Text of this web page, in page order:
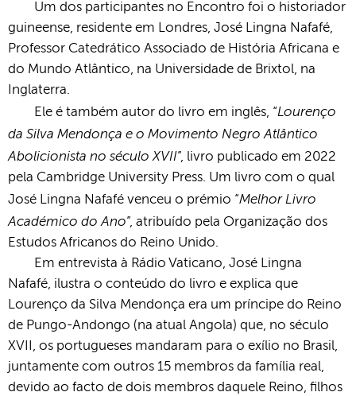
Um dos participantes no Encontro foi o historiador
guineense, residente em Londres, José Lingna Nafafé,
Professor Catedrático Associado de História Africana e
do Mundo Atlântico, na Universidade de Brixtol, na
Inglaterra.
Ele é também autor do livro em inglês, “Lourenço
da Silva Mendonça e o Movimento Negro Atlântico
Abolicionista no século XVII”, livro publicado em 2022
pela Cambridge University Press. Um livro com o qual
José Lingna Nafafé venceu o prémio “Melhor Livro
Académico do Ano”, atribuído pela Organização dos
Estudos Africanos do Reino Unido.
Em entrevista à Rádio Vaticano, José Lingna
Nafafé, ilustra o conteúdo do livro e explica que
Lourenço da Silva Mendonça era um príncipe do Reino
de Pungo-Andongo (na atual Angola) que, no século
XVII, os portugueses mandaram para o exílio no Brasil,
juntamente com outros 15 membros da família real,
devido ao facto de dois membros daquele Reino, filhos